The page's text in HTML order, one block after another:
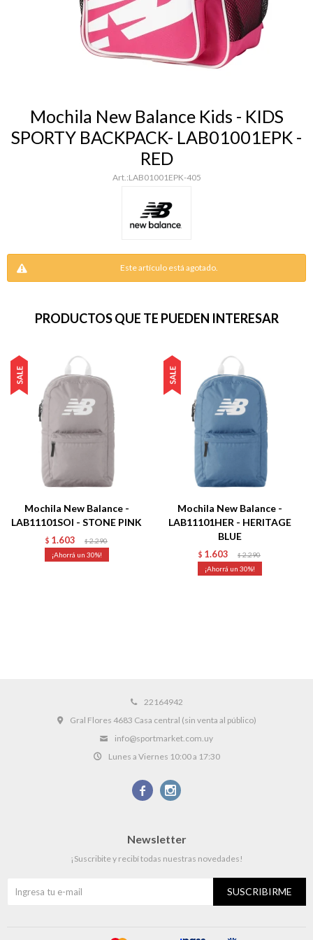
Mochila New Balance Kids - KIDS
SPORTY BACKPACK- LAB01001EPK -
RED
LAB01001EPK-405
Este artículo está agotado.
PRODUCTOS QUE TE PUEDEN INTERESAR
Mochila New Balance -
LAB11101SOI - STONE PINK
$ 1.603 $ 2.290
30
Mochila New Balance -
LAB11101HER - HERITAGE
BLUE
$ 1.603 $ 2.290
30
22164942
Gral Flores 4683 Casa central (sin venta al público)
info@sportmarket.com.uy
Lunes a Viernes 10:00 a 17:30
 
Newsletter
¡Suscribite y recibí todas nuestras novedades!
SUSCRIBIRME